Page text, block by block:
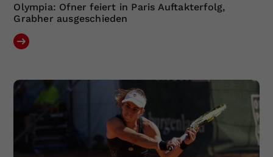
Olympia: Ofner feiert in Paris Auftakterfolg,
Grabher ausgeschieden